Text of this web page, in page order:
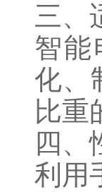
三、
智能
化、
比重
四、
利用